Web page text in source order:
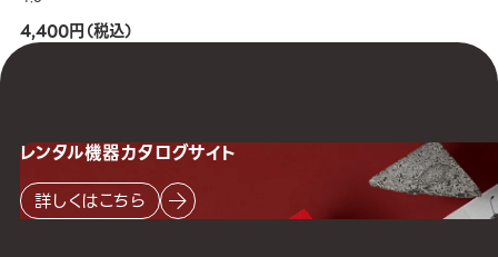
4,400円（税込）
レンタル機器カタログサイト
詳しくはこちら